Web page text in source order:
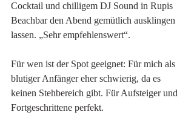
Cocktail und chilligem DJ Sound in Rupis
Beachbar den Abend gemütlich ausklingen
lassen. „Sehr empfehlenswert“.
Für wen ist der Spot geeignet: Für mich als
blutiger Anfänger eher schwierig, da es
keinen Stehbereich gibt. Für Aufsteiger und
Fortgeschrittene perfekt.